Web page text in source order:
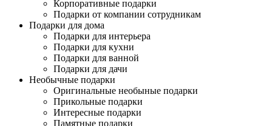
Корпоративные подарки
Подарки от компании сотрудникам
Подарки для дома
Подарки для интерьера
Подарки для кухни
Подарки для ванной
Подарки для дачи
Необычные подарки
Оригинальные необыные подарки
Прикольные подарки
Интересные подарки
Памятные подарки